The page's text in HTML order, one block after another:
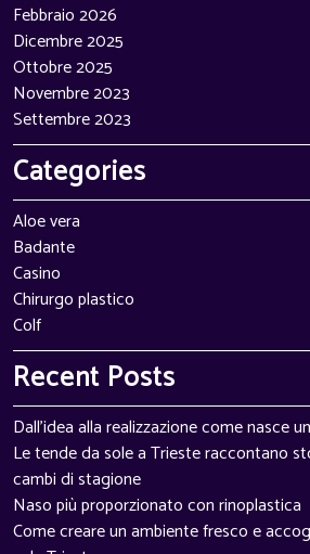
Febbraio 2026
Dicembre 2025
Ottobre 2025
Novembre 2023
Settembre 2023
Categories
Aloe vera
Badante
Casino
Chirurgo plastico
Colf
Recent Posts
Dall'idea alla realizzazione come nasce
Le tende da sole a Trieste raccontano
cambi di stagione
Naso più proporzionato con rinoplastica
Come creare un ambiente fresco e